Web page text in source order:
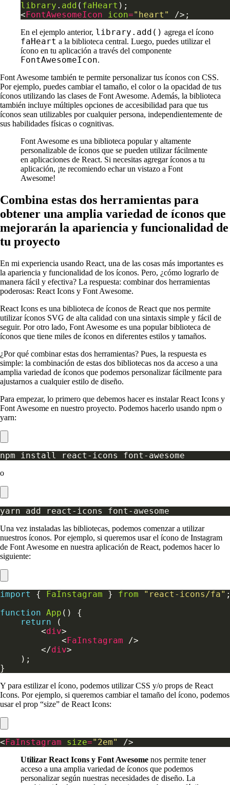
library . add ( faHeart
<FontAwesomeIcon icon="heart"
En el ejemplo anterior, library.add() agrega el ícono
faHeart a la biblioteca central. Luego, puedes utilizar el
ícono en tu aplicación a través del componente
FontAwesomeIcon.
Font Awesome también te permite personalizar tus íconos con CSS.
Por ejemplo, puedes cambiar el tamaño, el color o la opacidad de tus
íconos utilizando las clases de Font Awesome. Además, la biblioteca
también incluye múltiples opciones de accesibilidad para que tus
íconos sean utilizables por cualquier persona, independientemente de
sus habilidades físicas o cognitivas.
Font Awesome es una biblioteca popular y altamente
personalizable de íconos que se pueden utilizar fácilmente
en aplicaciones de React. Si necesitas agregar íconos a tu
aplicación, ¡te recomiendo echar un vistazo a Font
Awesome!
Combina estas dos herramientas para
obtener una amplia variedad de íconos que
mejorarán la apariencia y funcionalidad de
tu proyecto
En mi experiencia usando React, una de las cosas más importantes es
la apariencia y funcionalidad de los íconos. Pero, ¿cómo lograrlo de
manera fácil y efectiva? La respuesta: combinar dos herramientas
poderosas: React Icons y Font Awesome.
React Icons es una biblioteca de íconos de React que nos permite
utilizar íconos SVG de alta calidad con una sintaxis simple y fácil de
seguir. Por otro lado, Font Awesome es una popular biblioteca de
íconos que tiene miles de íconos en diferentes estilos y tamaños.
¿Por qué combinar estas dos herramientas? Pues, la respuesta es
simple: la combinación de estas dos bibliotecas nos da acceso a una
amplia variedad de íconos que podemos personalizar fácilmente para
ajustarnos a cualquier estilo de diseño.
Para empezar, lo primero que debemos hacer es instalar React Icons y
Font Awesome en nuestro proyecto. Podemos hacerlo usando npm o
yarn:
o
Una vez instaladas las bibliotecas, podemos comenzar a utilizar
nuestros íconos. Por ejemplo, si queremos usar el ícono de Instagram
de Font Awesome en nuestra aplicación de React, podemos hacer lo
siguiente:
import { FaInstagram } from
"react-icons/fa"
function App
return
        <
div
            <
FaInstagram
        </
div
Y para estilizar el ícono, podemos utilizar CSS y/o props de React
Icons. Por ejemplo, si queremos cambiar el tamaño del ícono, podemos
usar el prop “size” de React Icons:
<FaInstagram size="2em"
Utilizar React Icons y Font Awesome nos permite tener
acceso a una amplia variedad de íconos que podemos
personalizar según nuestras necesidades de diseño. La